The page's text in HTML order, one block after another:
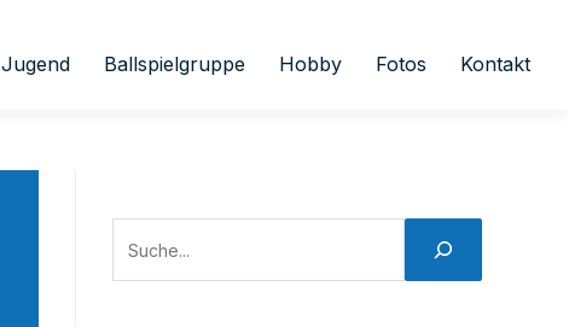
Jugend Ballspielgruppe Hobby Fotos Kontakt